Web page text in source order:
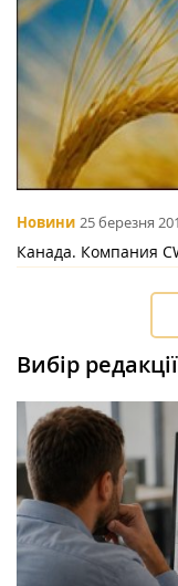
Новини 25 березня
Канада. Компания
Вибір